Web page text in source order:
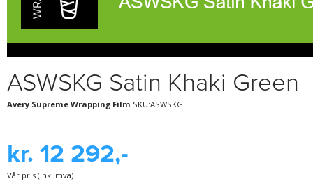
ASWSKG Satin Khaki Green
Avery Supreme Wrapping Film SKU:ASWSKG
kr. 12 292,-
Vår pris (inkl.mva)